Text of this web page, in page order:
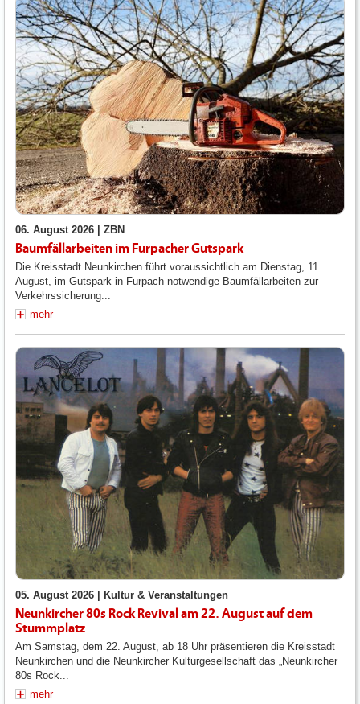
06. August 2026 | ZBN
Baumfällarbeiten im Furpacher Gutspark
Die Kreisstadt Neunkirchen führt voraussichtlich am Dienstag, 11.
August, im Gutspark in Furpach notwendige Baumfällarbeiten zur
Verkehrssicherung...
mehr
05. August 2026 | Kultur & Veranstaltungen
Neunkircher 80s Rock Revival am 22. August auf dem
Stummplatz
Am Samstag, dem 22. August, ab 18 Uhr präsentieren die Kreisstadt
Neunkirchen und die Neunkircher Kulturgesellschaft das „Neunkircher
80s Rock...
mehr